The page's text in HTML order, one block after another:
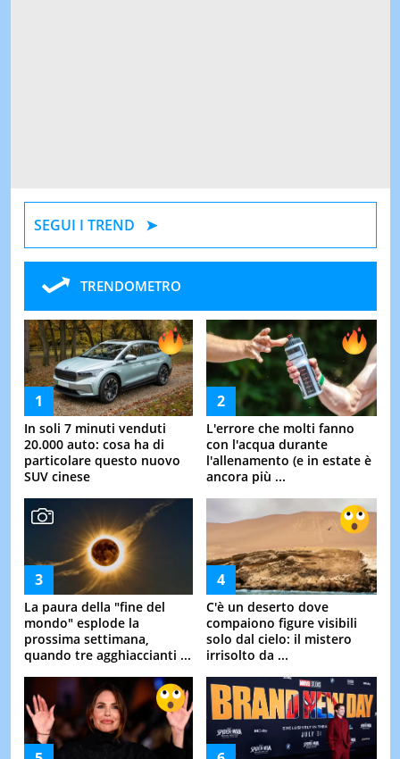
SEGUI I TREND
TRENDOMETRO
In soli 7 minuti venduti
20.000 auto: cosa ha di
particolare questo nuovo
SUV cinese
L'errore che molti fanno
con l'acqua durante
l'allenamento (e in estate è
ancora più ...
La paura della "fine del
mondo" esplode la
prossima settimana,
quando tre agghiaccianti ...
C'è un deserto dove
compaiono figure visibili
solo dal cielo: il mistero
irrisolto da ...